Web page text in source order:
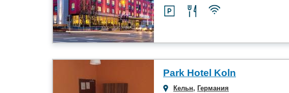
Park Hotel Koln
Кельн, Германия